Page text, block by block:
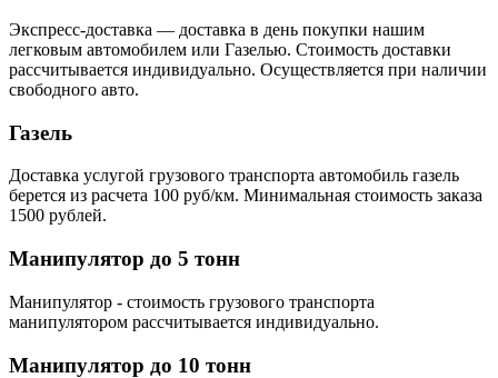
Экспресс-доставка — доставка в день покупки нашим
легковым автомобилем или Газелью. Стоимость доставки
рассчитывается индивидуально. Осуществляется при наличии
свободного авто.
Газель
Доставка услугой грузового транспорта автомобиль газель
берется из расчета 100 руб/км. Минимальная стоимость заказа
1500 рублей.
Манипулятор до 5 тонн
Манипулятор - стоимость грузового транспорта
манипулятором рассчитывается индивидуально.
Манипулятор до 10 тонн